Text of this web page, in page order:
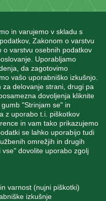
in varujemo v skladu s
Zakonom o varstvu
o varstvu osebnih podatkov
Uporabljamo
da zagotovimo
vašo uporabniško izkušnjo.
delovanje strani, drugi pa
dovoljenja kliknite
"Strinjam se" in
z uporabo t.i. piškotkov
in vam tako prikazujemo
se lahko uporabijo tudi
omrežjih in drugih
dovolite uporabo zgolj
varnost (nujni piškotki)
izkušnje
NAS